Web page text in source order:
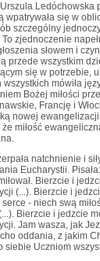
Ledóchowska
wpatrywała się w
szczególny
To zjednoczenie
słowem i
przede wszystkim
się w potrzebie,
wszystkich mówiła
Bożej miłości
Francję i
nowej
miłość
natchnienie i
Eucharystii.
Bierzcie i
(...). Bierzcie i
serce - niech swą
Bierzcie i jedzcie
Jam wasza, jak
oddania, z jakim
siebie Uczniom